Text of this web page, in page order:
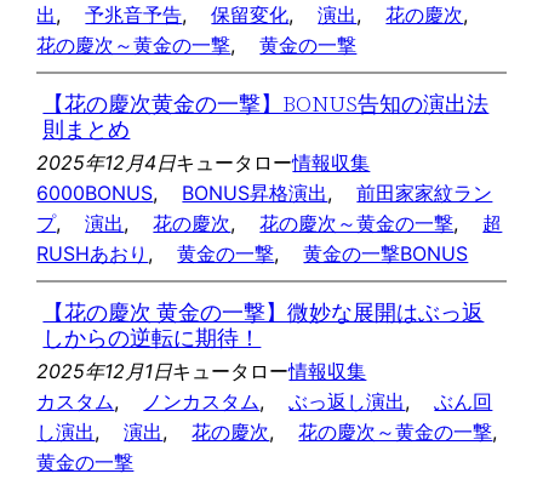
出, 予兆音予告, 保留変化, 演出, 花の慶次
花の慶次～黄金の一撃, 黄金の一撃
【花の慶次黄金の一撃】BONUS告知の演出法
則まとめ
2025年12月4日キュータロー情報収集
6000BONUS, BONUS昇格演出,
前田家家紋ラン
プ, 演出, 花の慶次, 花の慶次～黄金の一撃,
超
RUSHあおり , 黄金の一撃, 黄金の一撃BONUS
【花の慶次 黄金の一撃】微妙な展開はぶっ返
しからの逆転に期待！
2025年12月1日キュータロー情報収集
カスタム, ノンカスタム, ぶっ返し演出,
ぶん回
し演出, 演出, 花の慶次, 花の慶次～黄金の一撃
黄金の一撃